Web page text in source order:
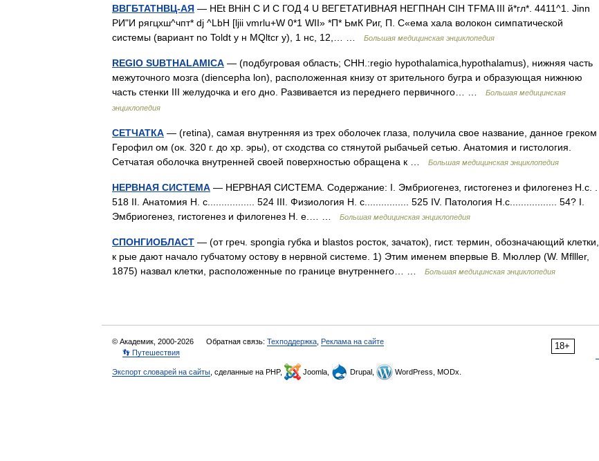
ВВГБТАТНВЦ-АЯ — HEt BHiH С И С ГОД 4 U ВЕГЕТАТИВНАЯ НЕГПНАН CIH TFMA III й*гл*. 4411^1. Jinn
РИ"И рягцхш^чпт* dj ^LbH [ljii vmrlu+W 0*1 WII» *П* ЬмК Риг, П. С«ема хала волокон симпатической
системы (вариант no Toldt y н MQltcr y), 1 нс, 12,… …
Большая медицинская энциклопедия
REGIO SUBTHALAMICA — (подбугровая область; CHH.:regio hypothalamica,hypothalamus), нижняя часть
межуточного мозга (diencepha lon), расположенная книзу от зрительного бугра и образующая нижнюю
часть стенки III желудочка и его дно. Развивается из переднего первичного… …
Большая медицинская
энциклопедия
СЕТЧАТКА — (retina), самая внутренняя из трех оболочек глаза, получила свое название, данное греком
Герофил ом (ок. 320 г. до хр. эры), от сходства со стянутой рыбачьей сетью. Анатомия и гистология.
Сетчатая оболочка внутренней своей поверхностью обращена к …
Большая медицинская энциклопедия
НЕРВНАЯ СИСТЕМА — НЕРВНАЯ СИСТЕМА. Содержание: I. Эмбриогенез, гистогенез и филогенез Н.с. .
518 II. Анатомия Н. с................. 524 III. Физиология Н. с................ 525 IV. Патология Н.с................. 54? I.
Эмбриогенез, гистогенез и филогенез Н. е.… …
Большая медицинская энциклопедия
СПОНГИОБЛАСТ — (от греч. spongia губка и blastos росток, зачаток), гист. термин, обозначающий клетки,
к рые дают начало губчатому остову в нервной системе. 1) Этим именем впервые В. Мюллер (W. Mflller,
1875) назвал клетки, расположенные по границе внутреннего… …
Большая медицинская энциклопедия
18+
© Академик, 2000-2026 Обратная связь: Техподдержка, Реклама на сайте
👣 Путешествия
Экспорт словарей на сайты, сделанные на PHP, Joomla, Drupal, WordPress, MODx.